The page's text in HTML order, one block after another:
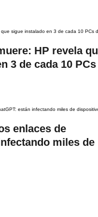
HP revela
3 de cada 10
enlaces de
miles de